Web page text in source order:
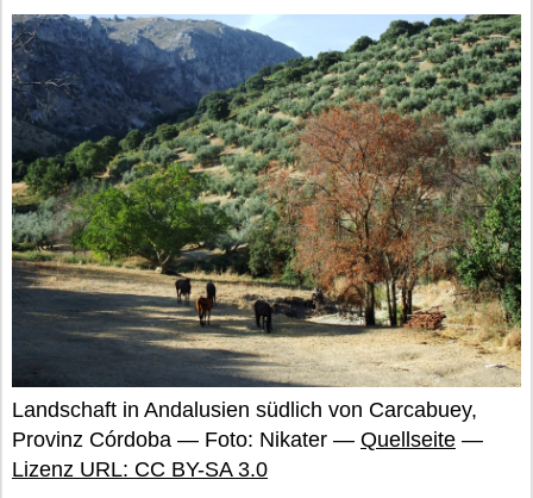
Landschaft in Andalusien südlich von Carcabuey,
Provinz Córdoba — Foto: Nikater — Quellseite —
Lizenz URL: CC BY-SA 3.0